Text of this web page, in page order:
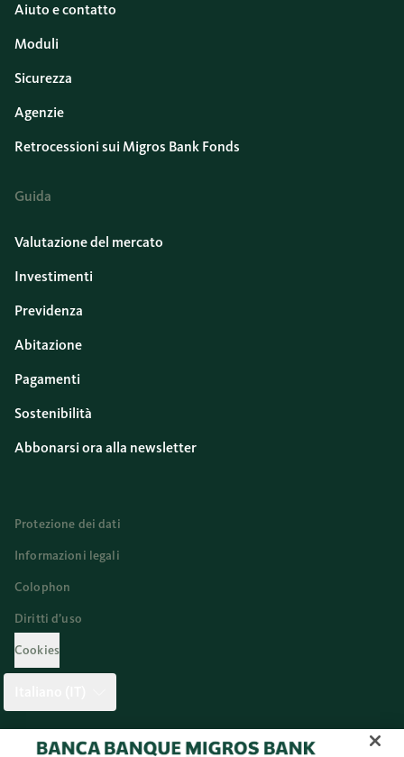
Aiuto e contatto
Moduli
Sicurezza
Agenzie
Retrocessioni sui Migros Bank Fonds
Guida
Valutazione del mercato
Investimenti
Previdenza
Abitazione
Pagamenti
Sostenibilità
Abbonarsi ora alla newsletter
Protezione dei dati
Informazioni legali
Colophon
Diritti d’uso
Cookies
Twitter Facebook Blog Instagram Youtube